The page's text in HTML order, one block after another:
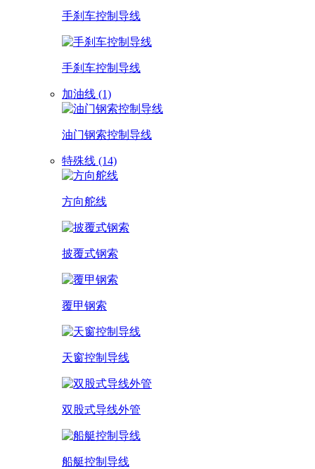
手刹车控制导线
手刹车控制导线
加油线 (1)
油门钢索控制导线
特殊线 (14)
方向舵线
披覆式钢索
覆甲钢索
天窗控制导线
双股式导线外管
船艇控制导线